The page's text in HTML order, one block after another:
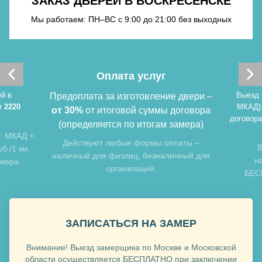
Хочу такую
Мы работаем: ПН–ВС с 9:00 до 21:00 без выходных
в
2220
МКАД +
1 км.
Оплата услуг
Предоплата за изготовление двери –
от 30% от итоговой суммы договора
(определяется по итогам замера)
Действуют любые формы оплаты –
наличный для физлиц, безналичный для
организаций.
Выезд
ЗАПИСАТЬСЯ НА ЗАМЕР
Внимание! Выезд замерщика по Москве и Московской
области осуществляется БЕСПЛАТНО при заключении